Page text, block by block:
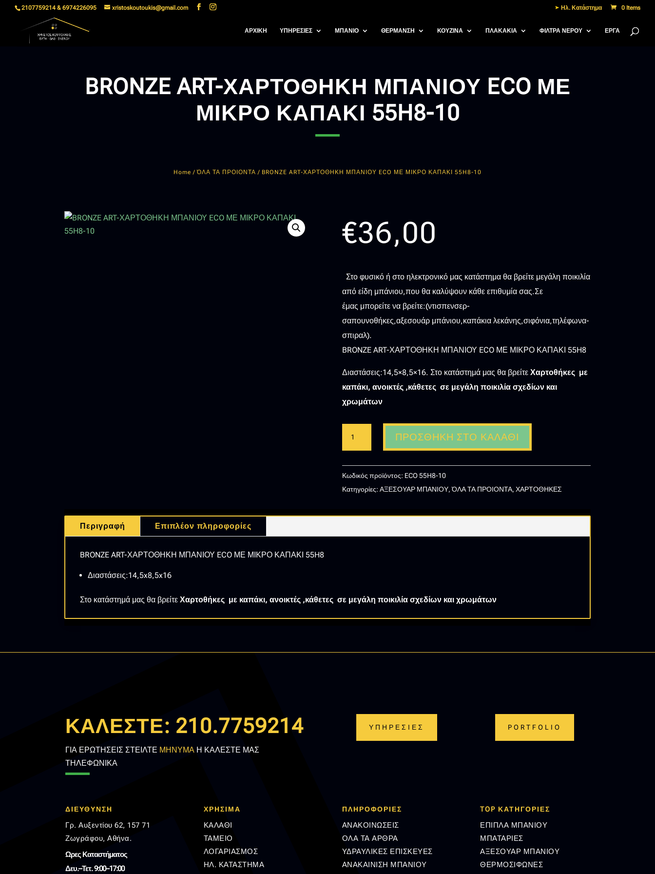
2107759214 & 6974226095 xristoskoutoukis@gmail.com Ηλ. Κατάστημα 0 Items
ΑΡΧΙΚΗ ΥΠΗΡΕΣΙΕΣ ΜΠΑΝΙΟ ΘΕΡΜΑΝΣΗ ΚΟΥΖΙΝΑ ΠΛΑΚΑΚΙΑ ΦΙΛΤΡΑ ΝΕΡΟΥ ΈΡΓΑ
BRONZE ART-ΧΑΡΤΟΘΗΚΗ ΜΠΑΝΙΟΥ ECO ΜΕ
ΜΙΚΡΟ ΚΑΠΑΚΙ 55H8-10
Home /ΌΛΑ ΤΑ ΠΡΟΙΟΝΤΑ / BRONZE ART-ΧΑΡΤΟΘΗΚΗ ΜΠΑΝΙΟΥ ECO ΜΕ ΜΙΚΡΟ ΚΑΠΑΚΙ 55H8-10
€36,00
Στο φυσικό ή στο ηλεκτρονικό μας κατάστημα θα βρείτε μεγάλη ποικιλία
από είδη μπάνιου,που θα καλύψουν κάθε επιθυμία σας.Σε
έμας μπορείτε να βρείτε:(ντισπενσερ-
σαπουνοθήκες,αξεσουάρ μπάνιου,καπάκια λεκάνης,σιφόνια,τηλέφωνα-
σπιραλ).
BRONZE ART-ΧΑΡΤΟΘΗΚΗ ΜΠΑΝΙΟΥ ECO ΜΕ ΜΙΚΡΟ ΚΑΠΑΚΙ 55H8
Διαστάσεις:14,5×8,5×16. Στο κατάστημά μας θα βρείτε Χαρτοθήκες με
καπάκι, ανοικτές ,κάθετες σε μεγάλη ποικιλία σχεδίων και
χρωμάτων
55H8-
ΠΡΟΣΘΉΚΗ ΣΤΟ ΚΑΛΆΘΙ
Κωδικός προϊόντος: ECO 55H8-10
Κατηγορίες: ΑΞΕΣΟΥΑΡ ΜΠΑΝΙΟΥ,ΌΛΑ ΤΑ ΠΡΟΙΟΝΤΑ, ΧΑΡΤΟΘΗΚΕΣ
Περιγραφή Επιπλέον πληροφορίες
BRONZE ART-ΧΑΡΤΟΘΗΚΗ ΜΠΑΝΙΟΥ ECO ΜΕ ΜΙΚΡΟ ΚΑΠΑΚΙ 55H8
Διαστάσεις:14,5x8,5x16
Στο κατάστημά μας θα βρείτε Χαρτοθήκες με καπάκι, ανοικτές ,κάθετες σε μεγάλη ποικιλία σχεδίων και χρωμάτων
ΚΑΛΕΣΤΕ: 210.7759214
ΓΙΑ ΕΡΩΤΗΣΕΙΣ ΣΤΕΙΛΤΕ ΜΗΝΥΜΑ Η ΚΑΛΕΣΤΕ ΜΑΣ
ΤΗΛΕΦΩΝΙΚΑ
ΥΠΗΡΕΣΙΕΣ PORTFOLIO
ΔΙΕΥΘΥΝΣΗ
Γρ. Αυξεντίου 62, 157 71
Ζωγράφου, Αθήνα.
Ωρες Καταστήματος
Δευ.–Τετ. 9:00–17:00
ΧΡΗΣΙΜΑ
ΚΑΛΑΘΙ
ΤΑΜΕΙΟ
ΛΟΓΑΡΙΑΣΜΟΣ
ΗΛ. ΚΑΤΑΣΤΗΜΑ
ΠΛΗΡΟΦΟΡΊΕΣ
ΑΝΑΚΟΙΝΩΣΕΙΣ
ΟΛΑ ΤΑ ΑΡΘΡΑ
ΥΔΡΑΥΛΙΚΕΣ ΕΠΙΣΚΕΥΕΣ
ΑΝΑΚΑΙΝΙΣΗ ΜΠΑΝΙΟΥ
TOP ΚΑΤΗΓΟΡΙΕΣ
ΕΠΙΠΛΑ ΜΠΑΝΙΟΥ
ΜΠΑΤΑΡΙΕΣ
ΑΞΕΣΟΥΑΡ ΜΠΑΝΙΟΥ
ΘΕΡΜΟΣΙΦΩΝΕΣ